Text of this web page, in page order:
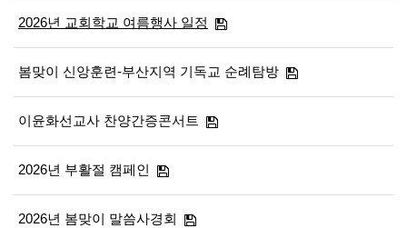
2026년 교회학교 여름행사 일정
봄맞이 신앙훈련-부산지역 기독교 순례탐방
이윤화선교사 찬양간증콘서트
2026년 부활절 캠페인
2026년 봄맞이 말씀사경회